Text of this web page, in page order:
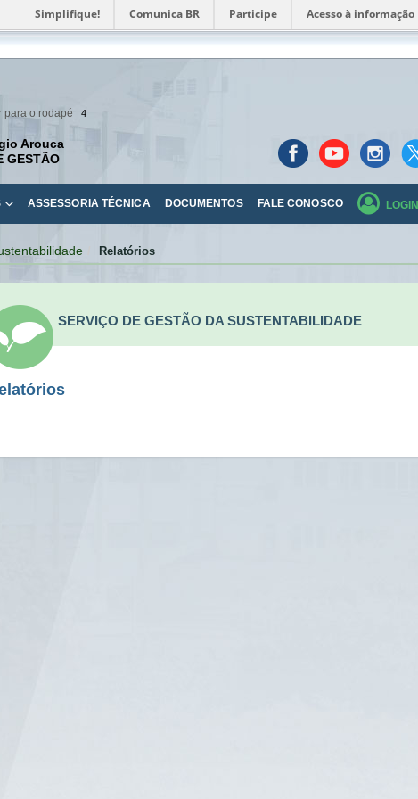
Simplifique! Comunica BR Participe Acesso à informação
Ir para o rodapé 4
Arouca
GESTÃO
ASSESSORIA TÉCNICA DOCUMENTOS FALE CONOSCO LOGIN
Relatórios
SERVIÇO DE GESTÃO DA SUSTENTABILIDADE